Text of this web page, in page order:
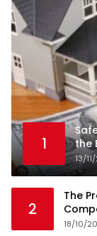
1
the
13/
2
The
18/10/